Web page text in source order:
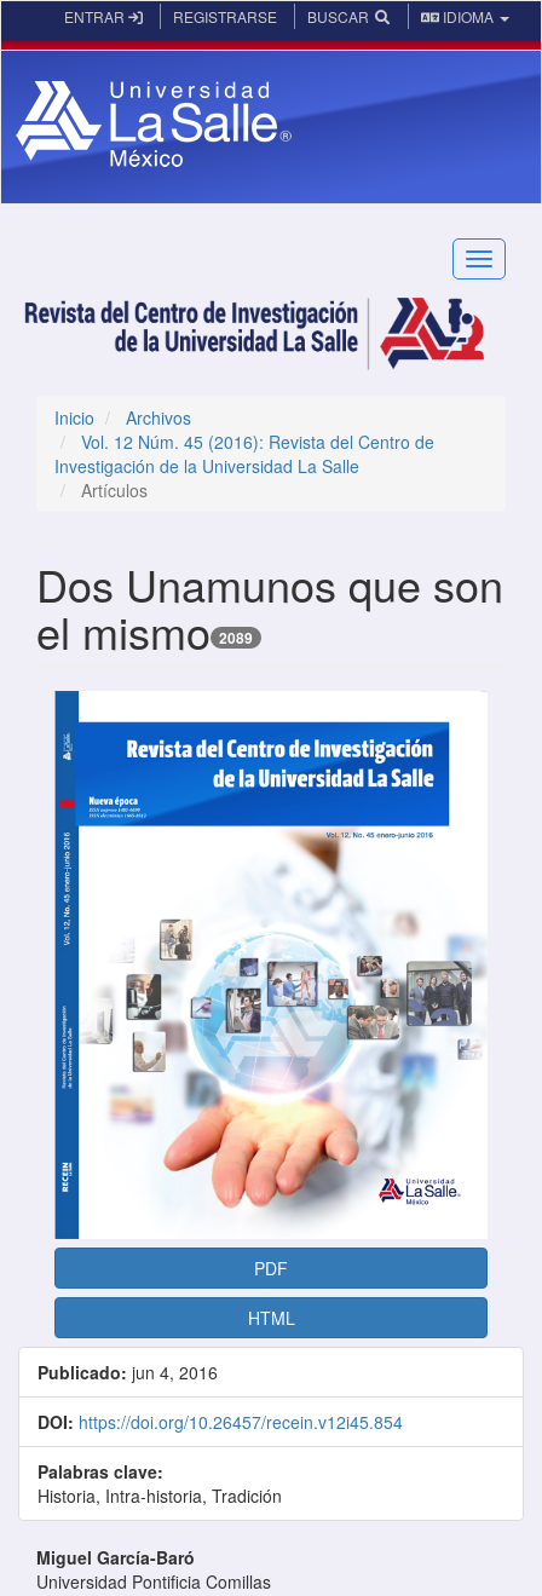
Navegación principal
Contenido principal
ENTRAR REGISTRARSE BUSCAR IDIOMA
Toggle
Inicio
Archivos
Vol. 12 Núm. 45 (2016): Revista del Centro de
Investigación de la Universidad La Salle
Artículos
Dos Unamunos que son
el mismo 2089
Barra lateral del artículo
PDF
HTML
Publicado: jun 4, 2016
DOI: https://doi.org/10.26457/recein.v12i45.854
Palabras clave:
Historia, Intra-historia, Tradición
Contenido principal del artículo
Miguel García-Baró
Universidad Pontificia Comillas